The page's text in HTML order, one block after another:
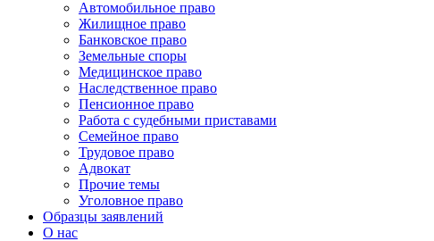
Автомобильное право
Жилищное право
Банковское право
Земельные споры
Медицинское право
Наследственное право
Пенсионное право
Работа с судебными приставами
Семейное право
Трудовое право
Адвокат
Прочие темы
Уголовное право
Образцы заявлений
О нас